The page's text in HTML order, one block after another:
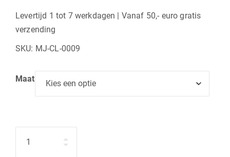
Levertijd 1 tot 7 werkdagen | Vanaf 50,- euro gratis
verzending
SKU: MJ-CL-0009
Maat